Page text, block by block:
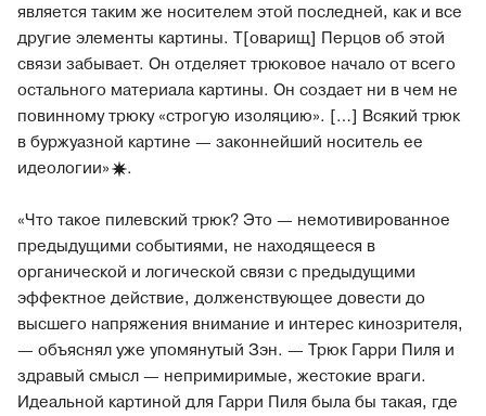
является таким же носителем этой последней, как и все
другие элементы картины. Т[оварищ] Перцов об этой
связи забывает. Он отделяет трюковое начало от всего
остального материала картины. Он создает ни в чем не
повинному трюку «строгую изоляцию». […] Всякий трюк
в буржуазной картине — законнейший носитель ее
идеологии»
.
«Что такое пилевский трюк? Это — немотивированное
предыдущими событиями, не находящееся в
органической и логической связи с предыдущими
эффектное действие, долженствующее довести до
высшего напряжения внимание и интерес кинозрителя,
— объяснял уже упомянутый Зэн. — Трюк Гарри Пиля и
здравый смысл — непримиримые, жестокие враги.
Идеальной картиной для Гарри Пиля была бы такая, где